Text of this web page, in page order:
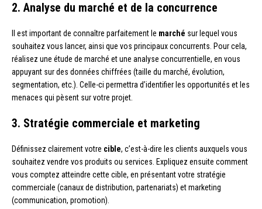
2. Analyse du marché et de la concurrence
Il est important de connaître parfaitement le marché sur lequel vous
souhaitez vous lancer, ainsi que vos principaux concurrents. Pour cela,
réalisez une étude de marché et une analyse concurrentielle, en vous
appuyant sur des données chiffrées (taille du marché, évolution,
segmentation, etc.). Celle-ci permettra d’identifier les opportunités et les
menaces qui pèsent sur votre projet.
3. Stratégie commerciale et marketing
Définissez clairement votre cible, c’est-à-dire les clients auxquels vous
souhaitez vendre vos produits ou services. Expliquez ensuite comment
vous comptez atteindre cette cible, en présentant votre stratégie
commerciale (canaux de distribution, partenariats) et marketing
(communication, promotion).